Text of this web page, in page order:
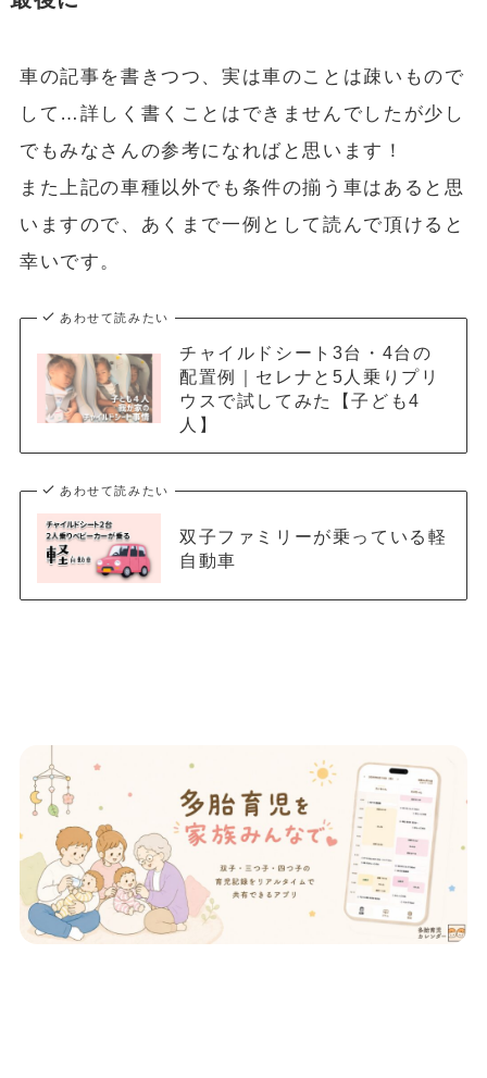
車の記事を書きつつ、実は車のことは疎いもので
して…詳しく書くことはできませんでしたが少し
でもみなさんの参考になればと思います！
また上記の車種以外でも条件の揃う車はあると思
いますので、あくまで一例として読んで頂けると
幸いです。
あわせて読みたい
チャイルドシート3台・4台の
配置例｜セレナと5人乗りプリ
ウスで試してみた【子ども4
人】
あわせて読みたい
双子ファミリーが乗っている軽
自動車